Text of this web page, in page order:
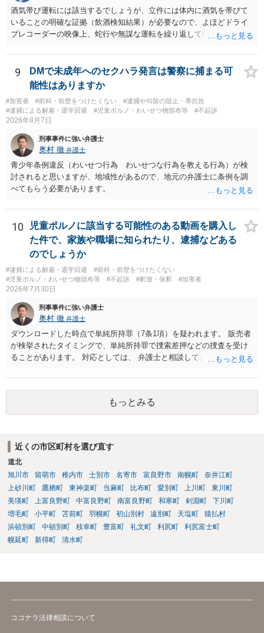
酒気帯び運転には該当するでしょうが、立件には体内に酒気を帯びて
いることの明確な証拠（飲酒検知結果）が必要なので、よほどドライ
ブレコーダーの映像上、蛇行や無謀な運転を繰り返している等の映像
9
DMで未成年へのセクハラ発言は警察に捕まる可
能性はありますか
#加害者 #前科・前歴をつけたくない
#逮捕や勾留の阻止・準抗告
#逮捕による解雇・退学回避
#児童ポルノ・わいせつ物頒布等 #不起訴
2026年8月7日
刑事事件に強い弁護士
奥村 徹 弁護士
青少年条例違反（わいせつ行為 わいせつな行為を教える行為）が検
討されると思いますが、地域性があるので、地元の弁護士に条例を調
べてもらう必要があります。
10
児童ポルノに該当する可能性のある動画を購入し
た件で、家族や職場に知られたり、逮捕などある
のでしょうか
#逮捕による解雇・退学回避
#前科・前歴をつけたくない
#児童ポルノ・わいせつ物頒布等
#不起訴 #釈放・保釈 #加害者
2026年7月30日
刑事事件に強い弁護士
奥村 徹 弁護士
ダウンロードした時点で単純所持罪（7条1項）を疑われます。 販売者
が検挙されたタイミングで、単純所持罪で捜索差押などの捜査を受け
ることがあります。 対応としては、 弁護士と相談して、 児童ポルノ
談しておく などが考えられます。
もっとみる
近くの市区町村を選び直す
道北
旭川市
留萌市 稚内市 士別市 名寄市 富良野市 南幌町
奈井江町
上砂川町
鷹栖町 東神楽町 当麻町 比布町 愛別町 上川町
東川町
美瑛町
上富良野町 中富良野町 南富良野町 和寒町 剣淵町
下川町
増毛町
小平町 苫前町 羽幌町 初山別村 遠別町 天塩町
猿払村
浜頓別町
中頓別町 枝幸町 豊富町 礼文町 利尻町
利尻富士町
幌延町
新得町 清水町
ココナラ法律相談について